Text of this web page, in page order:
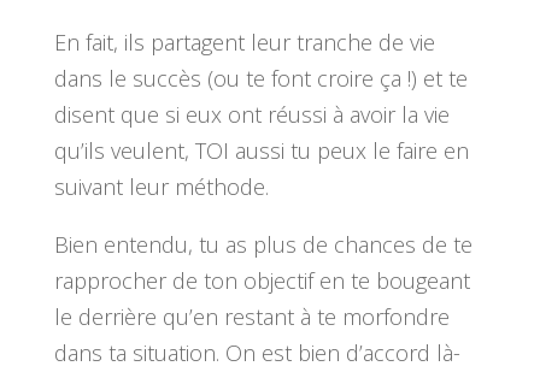
En fait, ils partagent leur tranche de vie
dans le succès (ou te font croire ça !) et te
disent que si eux ont réussi à avoir la vie
qu’ils veulent, TOI aussi tu peux le faire en
suivant leur méthode.
Bien entendu, tu as plus de chances de te
rapprocher de ton objectif en te bougeant
le derrière qu’en restant à te morfondre
dans ta situation. On est bien d’accord là-